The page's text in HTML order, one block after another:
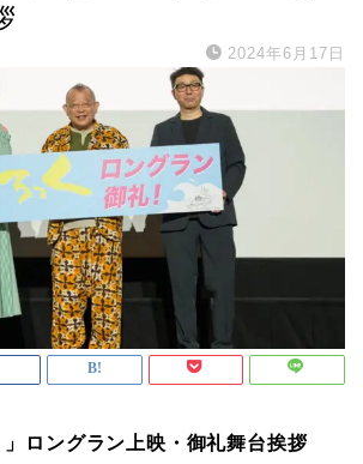
2024年6月17日
ロングラン上映・御礼舞台挨拶